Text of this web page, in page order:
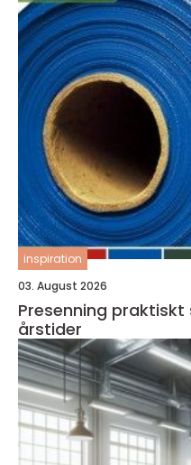
inspiration
03. August 2026
Presenning praktiskt skydd genom alla
årstider